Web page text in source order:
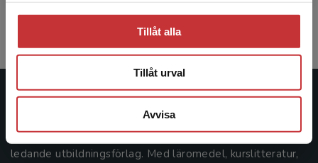
Tillåt alla
Tillåt urval
Avvisa
Studentlitteratur grundades 1963 och är idag Sveriges
ledande utbildningsförlag. Med läromedel, kurslitteratur,